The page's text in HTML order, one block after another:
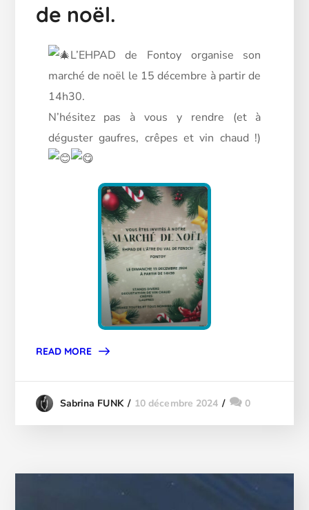
de noël.
L’EHPAD de Fontoy organise son
marché de noël le 15 décembre à partir de
14h30.
N’hésitez pas à vous y rendre (et à
déguster gaufres, crêpes et vin chaud !)
READ MORE
Sabrina FUNK 10 décembre 2024 0